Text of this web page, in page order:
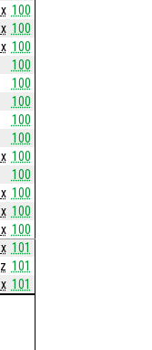
x 100
x 100
x 100
100
100
100
100
100
x 100
100
x 100
x 100
x 100
x 101
z 101
x 101